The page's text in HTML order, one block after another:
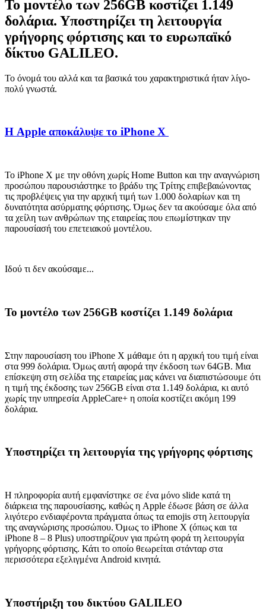
Το μοντέλο των 256GB κοστίζει 1.149
δολάρια. Υποστηρίζει τη λειτουργία
γρήγορης φόρτισης και το ευρωπαϊκό
δίκτυο GALILEO.
Το όνομά του αλλά και τα βασικά του χαρακτηριστικά ήταν λίγο-
πολύ γνωστά.
Η Apple αποκάλυψε το iPhone X
Το iPhone X με την οθόνη χωρίς Home Button και την αναγνώριση
προσώπου παρουσιάστηκε το βράδυ της Τρίτης επιβεβαιώνοντας
τις προβλέψεις για την αρχική τιμή των 1.000 δολαρίων και τη
δυνατότητα ασύρματης φόρτισης. Όμως δεν τα ακούσαμε όλα από
τα χείλη των ανθρώπων της εταιρείας που επωμίστηκαν την
παρουσίασή του επετειακού μοντέλου.
Ιδού τι δεν ακούσαμε...
Το μοντέλο των 256GB κοστίζει 1.149 δολάρια
Στην παρουσίαση του iPhone X μάθαμε ότι η αρχική του τιμή είναι
στα 999 δολάρια. Όμως αυτή αφορά την έκδοση των 64GB. Μια
επίσκεψη στη σελίδα της εταιρείας μας κάνει να διαπιστώσουμε ότι
η τιμή της έκδοσης των 256GB είναι στα 1.149 δολάρια, κι αυτό
χωρίς την υπηρεσία AppleCare+ η οποία κοστίζει ακόμη 199
δολάρια.
Υποστηρίζει τη λειτουργία της γρήγορης φόρτισης
Η πληροφορία αυτή εμφανίστηκε σε ένα μόνο slide κατά τη
διάρκεια της παρουσίασης, καθώς η Apple έδωσε βάση σε άλλα
λιγότερο ενδιαφέροντα πράγματα όπως τα emojis στη λειτουργία
της αναγνώρισης προσώπου. Όμως το iPhone X (όπως και τα
iPhone 8 – 8 Plus) υποστηρίζουν για πρώτη φορά τη λειτουργία
γρήγορης φόρτισης. Κάτι το οποίο θεωρείται στάνταρ στα
περισσότερα εξελιγμένα Android κινητά.
Υποστήριξη του δικτύου GALILEO